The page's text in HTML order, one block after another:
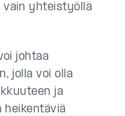
vain yhteistyöllä
johtaa
jolla voi olla
ja
heikentäviä